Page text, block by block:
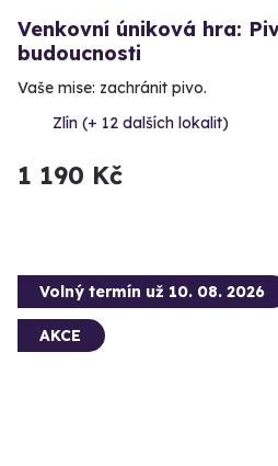
Venkovní úniková hra:
budoucnosti
Vaše mise: zachránit pivo.
Zlín (+ 12 dalších lokalit)
1 190 Kč
Volný termín už 10. 08. 2026
AKCE